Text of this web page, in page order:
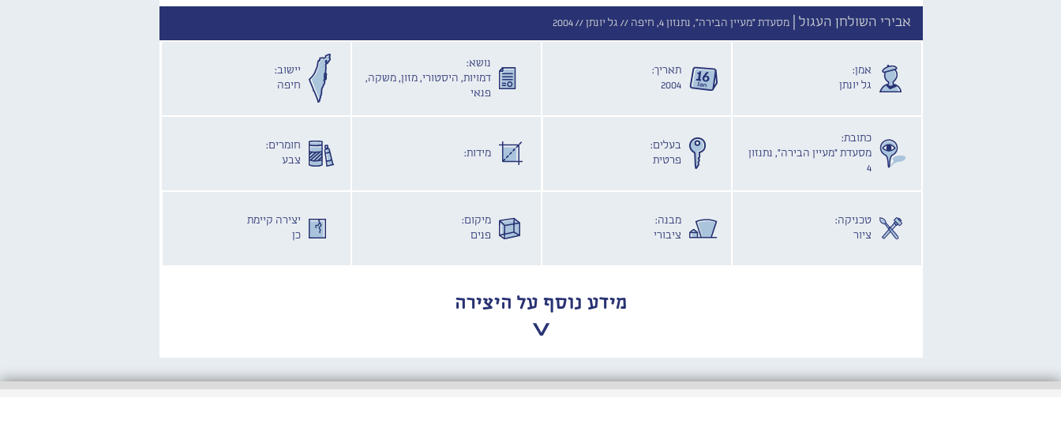
אבירי השולחן העגול | מסעדת "מעיין הבירה", נתנזון 4, חיפה // גל יונתן //2004
אמן:
גל יונתן
תאריך:
2004
נושא:
דמויות, היסטורי, מזון, משקה,
פנאי
יישוב:
חיפה
כתובת:
מסעדת "מעיין הבירה", נתנזון
4
בעלים:
פרטית
מידות:
חומרים:
צבע
טכניקה:
ציור
מבנה:
ציבורי
מיקום:
פנים
יצירה קיימת
כן
מידע נוסף על היצירה